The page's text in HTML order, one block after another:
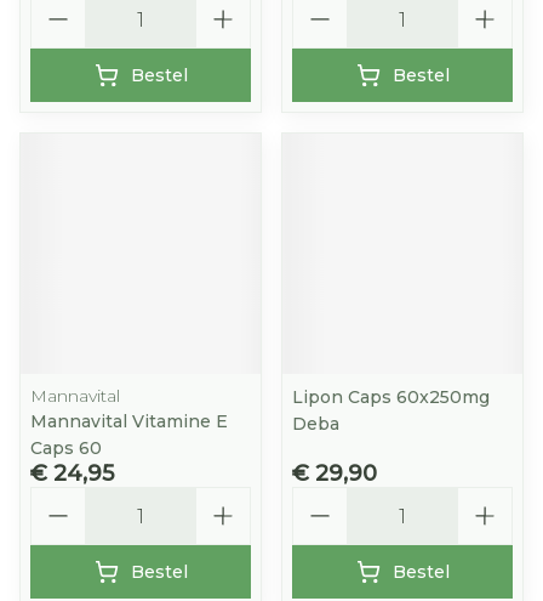
Bestel Bestel
Mannavital
Mannavital Vitamine E
Caps 60
€ 24,95
Bestel
Lipon Caps 60x250mg
Deba
€ 29,90
Bestel